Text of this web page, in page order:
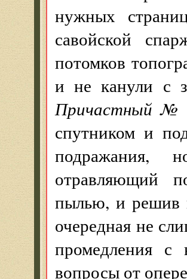
нужных
савойской
потомков
и не канули с
Причастный №
спутником и
подражания,
отравляющий
пылью, и
очередная не
промедления с
вопросы от